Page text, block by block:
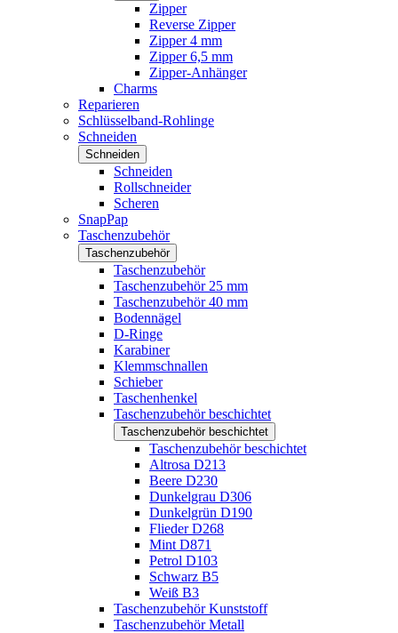
Zipper
Reverse Zipper
Zipper 4 mm
Zipper 6,5 mm
Zipper-Anhänger
Charms
Reparieren
Schlüsselband-Rohlinge
Schneiden
Schneiden
Schneiden
Rollschneider
Scheren
SnapPap
Taschenzubehör
Taschenzubehör
Taschenzubehör
Taschenzubehör 25 mm
Taschenzubehör 40 mm
Bodennägel
D-Ringe
Karabiner
Klemmschnallen
Schieber
Taschenhenkel
Taschenzubehör beschichtet
Taschenzubehör beschichtet
Taschenzubehör beschichtet
Altrosa D213
Beere D230
Dunkelgrau D306
Dunkelgrün D190
Flieder D268
Mint D871
Petrol D103
Schwarz B5
Weiß B3
Taschenzubehör Kunststoff
Taschenzubehör Metall